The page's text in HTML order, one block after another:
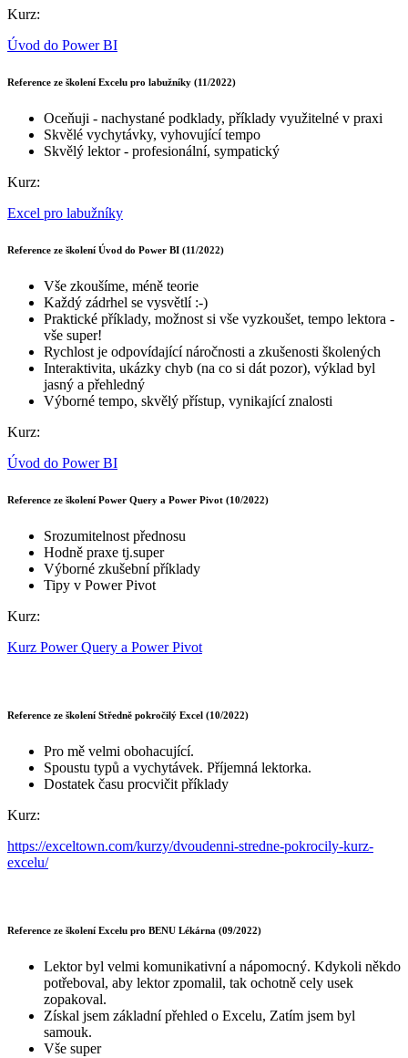
Kurz:
Úvod do Power BI
Reference ze školení Excelu pro labužníky (11/2022)
Oceňuji - nachystané podklady, příklady využitelné v praxi
Skvělé vychytávky, vyhovující tempo
Skvělý lektor - profesionální, sympatický
Kurz:
Excel pro labužníky
Reference ze školení Úvod do Power BI (11/2022)
Vše zkoušíme, méně teorie
Každý zádrhel se vysvětlí :-)
Praktické příklady, možnost si vše vyzkoušet, tempo lektora -
vše super!
Rychlost je odpovídající náročnosti a zkušenosti školených
Interaktivita, ukázky chyb (na co si dát pozor), výklad byl
jasný a přehledný
Výborné tempo, skvělý přístup, vynikající znalosti
Kurz:
Úvod do Power BI
Reference ze školení Power Query a Power Pivot (10/2022)
Srozumitelnost přednosu
Hodně praxe tj.super
Výborné zkušební příklady
Tipy v Power Pivot
Kurz:
Kurz Power Query a Power Pivot
Reference ze školení Středně pokročilý Excel (10/2022)
Pro mě velmi obohacující.
Spoustu typů a vychytávek. Příjemná lektorka.
Dostatek času procvičit příklady
Kurz:
https://exceltown.com/kurzy/dvoudenni-stredne-pokrocily-kurz-
excelu/
Reference ze školení Excelu pro BENU Lékárna (09/2022)
Lektor byl velmi komunikativní a nápomocný. Kdykoli někdo
potřeboval, aby lektor zpomalil, tak ochotně cely usek
zopakoval.
Získal jsem základní přehled o Excelu, Zatím jsem byl
samouk.
Vše super